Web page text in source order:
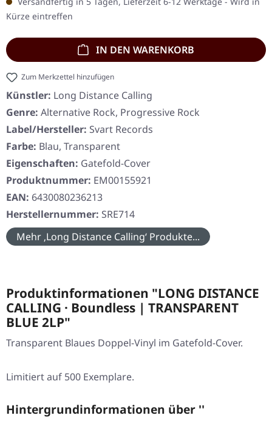
Kürze eintreffen
IN DEN WARENKORB
Zum Merkzettel hinzufügen
Künstler: Long Distance Calling
Genre: Alternative Rock, Progressive Rock
Label/Hersteller: Svart Records
Farbe: Blau, Transparent
Eigenschaften: Gatefold-Cover
Produktnummer: EM00155921
EAN: 6430080236213
Herstellernummer: SRE714
Mehr ‚Long Distance Calling‘ Produkte...
Produktinformationen "LONG DISTANCE
CALLING · Boundless | TRANSPARENT
BLUE 2LP"
Transparent Blaues Doppel-Vinyl im Gatefold-Cover.
Limitiert auf 500 Exemplare.
Hintergrundinformationen über ''